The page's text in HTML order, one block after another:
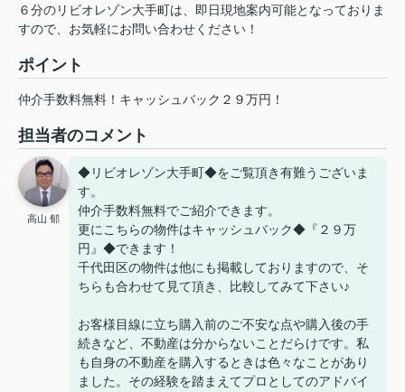
６分のリビオレゾン大手町は、即日現地案内可能となっておりま
すので、お気軽にお問い合わせください！
ポイント
仲介手数料無料！キャッシュバック２９万円！
担当者のコメント
高山 郁
◆リビオレゾン大手町◆をご覧頂き有難うございま
す。
仲介手数料無料でご紹介できます。
更にこちらの物件はキャッシュバック◆『２９万
円』◆できます！
千代田区の物件は他にも掲載しておりますので、そ
ちらも合わせて見て頂き、比較してみて下さい♪
お客様目線に立ち購入前のご不安な点や購入後の手
続きなど、不動産は分からないことだらけです。私
も自身の不動産を購入するときは色々なことがあり
ました。その経験を踏まえてプロとしてのアドバイ